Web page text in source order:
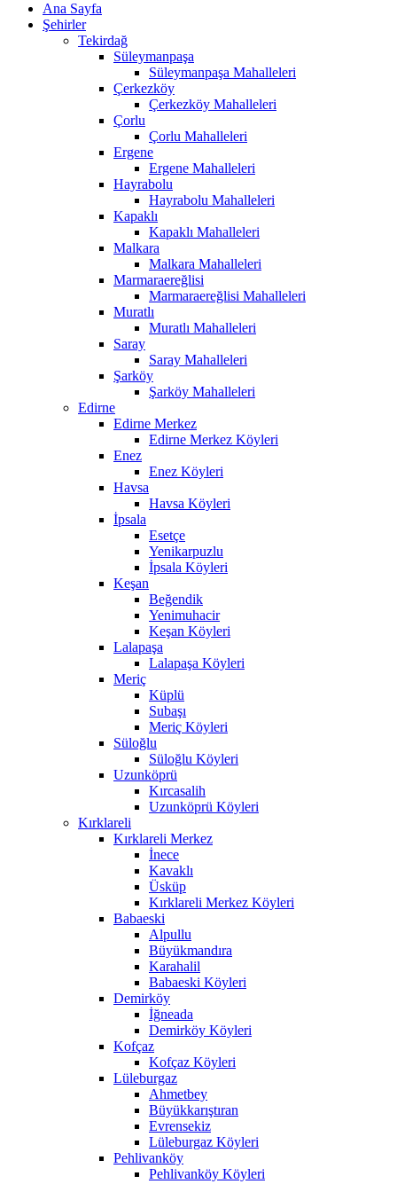
Ana Sayfa
Şehirler
Tekirdağ
Süleymanpaşa
Süleymanpaşa Mahalleleri
Çerkezköy
Çerkezköy Mahalleleri
Çorlu
Çorlu Mahalleleri
Ergene
Ergene Mahalleleri
Hayrabolu
Hayrabolu Mahalleleri
Kapaklı
Kapaklı Mahalleleri
Malkara
Malkara Mahalleleri
Marmaraereğlisi
Marmaraereğlisi Mahalleleri
Muratlı
Muratlı Mahalleleri
Saray
Saray Mahalleleri
Şarköy
Şarköy Mahalleleri
Edirne
Edirne Merkez
Edirne Merkez Köyleri
Enez
Enez Köyleri
Havsa
Havsa Köyleri
İpsala
Esetçe
Yenikarpuzlu
İpsala Köyleri
Keşan
Beğendik
Yenimuhacir
Keşan Köyleri
Lalapaşa
Lalapaşa Köyleri
Meriç
Küplü
Subaşı
Meriç Köyleri
Süloğlu
Süloğlu Köyleri
Uzunköprü
Kırcasalih
Uzunköprü Köyleri
Kırklareli
Kırklareli Merkez
İnece
Kavaklı
Üsküp
Kırklareli Merkez Köyleri
Babaeski
Alpullu
Büyükmandıra
Karahalil
Babaeski Köyleri
Demirköy
İğneada
Demirköy Köyleri
Kofçaz
Kofçaz Köyleri
Lüleburgaz
Ahmetbey
Büyükkarıştıran
Evrensekiz
Lüleburgaz Köyleri
Pehlivanköy
Pehlivanköy Köyleri